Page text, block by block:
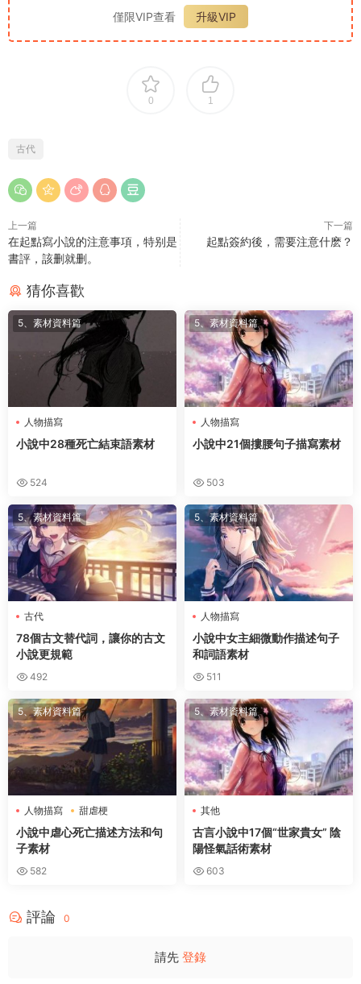
僅限VIP查看
升級VIP
0 1
古代
上一篇
在起點寫小說的注意事項，特别是
書評，該删就删。
下一篇
起點簽約後，需要注意什麽？
猜你喜歡
5、素材資料篇
人物描寫
小說中28種死亡結束語素材
524
5、素材資料篇
人物描寫
小說中21個摟腰句子描寫素材
503
5、素材資料篇
古代
78個古文替代詞，讓你的古文
小說更規範
492
5、素材資料篇
人物描寫
小說中女主細微動作描述句子
和詞語素材
511
5、素材資料篇
人物描寫 甜虐梗
小說中虐心死亡描述方法和句
子素材
582
5、素材資料篇
其他
古言小說中17個“世家貴女” 陰
陽怪氣話術素材
603
評論 0
請先 登錄